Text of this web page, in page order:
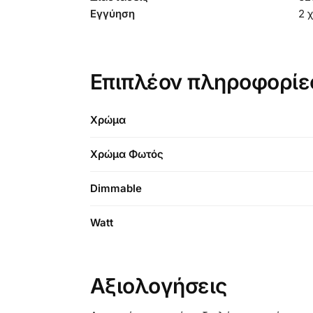
Εγγύηση
2
Επιπλέον
Χρώμα
Χρώμα Φωτός
Dimmable
Watt
Αξιολογήσεις